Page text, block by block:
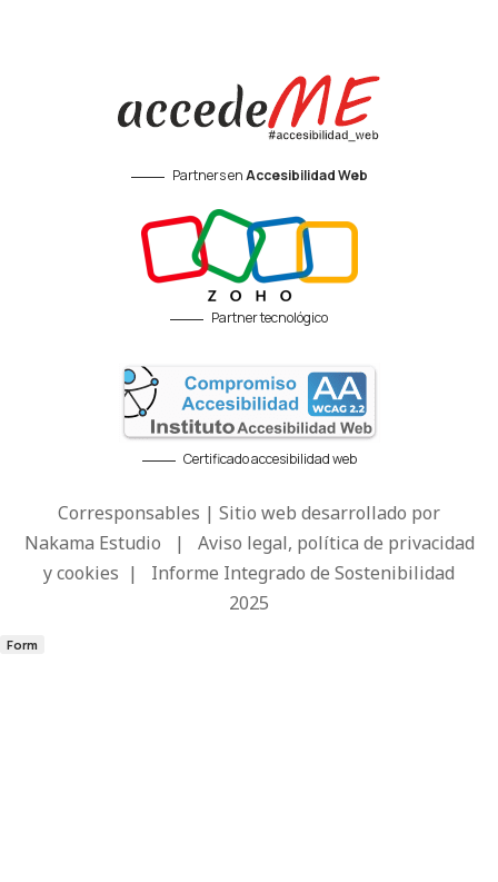
Partners enAccesibilidad Web
Partner tecnológico
Certificado accesibilidad web
Corresponsables | Sitio web desarrollado por
Nakama Estudio | Aviso legal, política de privacidad
y cookies | Informe Integrado de Sostenibilidad
2025
Form